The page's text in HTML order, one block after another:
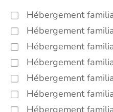
Hébergement
Hébergement
Hébergement
Hébergement
Hébergement
Hébergement
Hébergement